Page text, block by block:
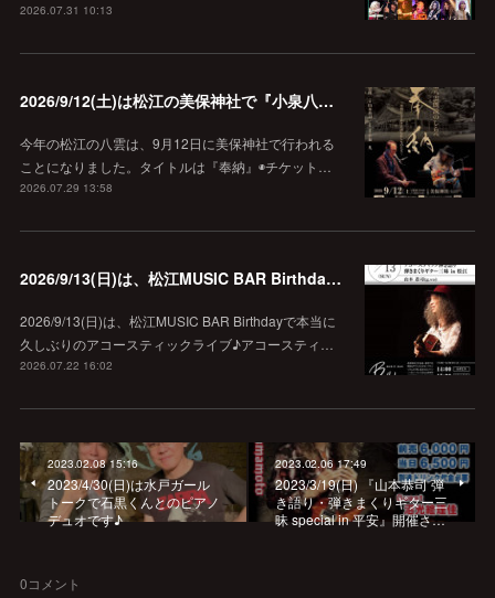
2026.07.31 10:13
2026/9/12(土)は松江の美保神社で『小泉八雲朗読のしらべ』
今年の松江の八雲は、9月12日に美保神社で行われる
ことになりました。タイトルは『奉納』◉チケット…
2026.07.29 13:58
2026/9/13(日)は、松江MUSIC BAR Birthdayでアコースティック弾き語り弾きまくりギター三昧♪
2026/9/13(日)は、松江MUSIC BAR Birthdayで本当に
久しぶりのアコースティックライブ♪アコースティ…
2026.07.22 16:02
2023.02.08 15:16
2023/4/30(日)は水戸ガール
トークで石黒くんとのピアノ
デュオです♪
2023.02.06 17:49
2023/3/19(日) 『山本恭司 弾
き語り・弾きまくりギター三
昧 special in 平安』開催さ…
0コメント